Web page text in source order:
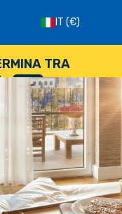
IT (€)
TRA
--
SECONDI